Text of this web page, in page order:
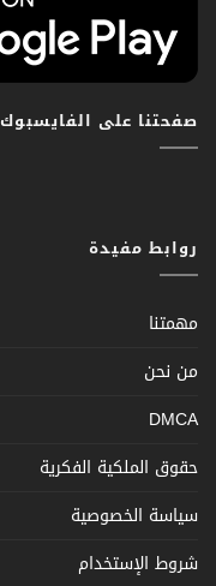
صفحتنا على الفايسبوك
روابط مفيدة
مهمتنا
من نحن
DMCA
حقوق الملكية الفكرية
سياسة الخصوصية
شروط الإستخدام